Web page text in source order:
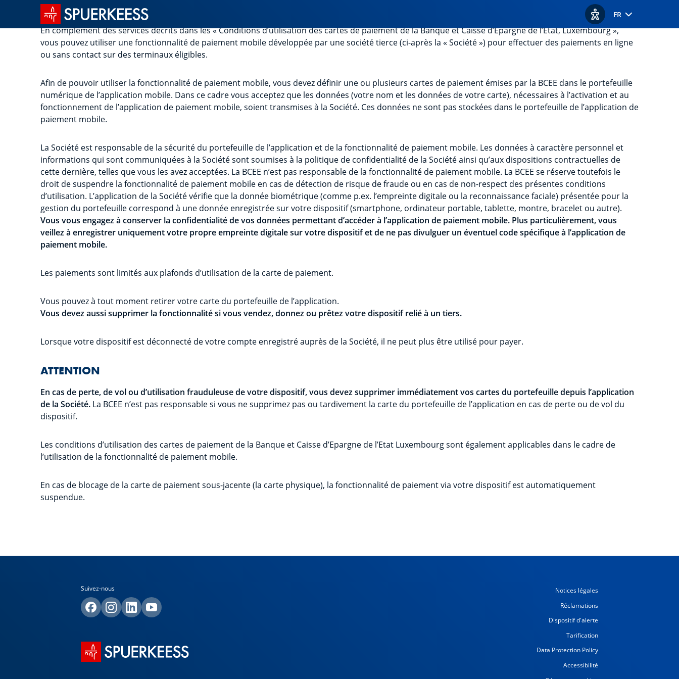
Accueil SPUERKEESS
Afficher les options
FR
En complément des services décrits dans les « Conditions d’utilisation des cartes de paiement de la Banque et Caisse d’Epargne de l’Etat, Luxembourg »,
vous pouvez utiliser une fonctionnalité de paiement mobile développée par une société tierce (ci-après la « Société ») pour effectuer des paiements en ligne
ou sans contact sur des terminaux éligibles.
Afin de pouvoir utiliser la fonctionnalité de paiement mobile, vous devez définir une ou plusieurs cartes de paiement émises par la BCEE dans le portefeuille
numérique de l’application mobile. Dans ce cadre vous acceptez que les données (votre nom et les données de votre carte), nécessaires à l’activation et au
fonctionnement de l’application de paiement mobile, soient transmises à la Société. Ces données ne sont pas stockées dans le portefeuille de l’application de
paiement mobile.
La Société est responsable de la sécurité du portefeuille de l’application et de la fonctionnalité de paiement mobile. Les données à caractère personnel et
informations qui sont communiquées à la Société sont soumises à la politique de confidentialité de la Société ainsi qu’aux dispositions contractuelles de
cette dernière, telles que vous les avez acceptées. La BCEE n’est pas responsable de la fonctionnalité de paiement mobile. La BCEE se réserve toutefois le
droit de suspendre la fonctionnalité de paiement mobile en cas de détection de risque de fraude ou en cas de non-respect des présentes conditions
d’utilisation. L’application de la Société vérifie que la donnée biométrique (comme p.ex. l’empreinte digitale ou la reconnaissance faciale) présentée pour la
gestion du portefeuille correspond à une donnée enregistrée sur votre dispositif (smartphone, ordinateur portable, tablette, montre, bracelet ou autre).
Vous vous engagez à conserver la confidentialité de vos données permettant d’accéder à l’application de paiement mobile. Plus particulièrement, vous
veillez à enregistrer uniquement votre propre empreinte digitale sur votre dispositif et de ne pas divulguer un éventuel code spécifique à l’application de
paiement mobile.
Les paiements sont limités aux plafonds d’utilisation de la carte de paiement.
Vous pouvez à tout moment retirer votre carte du portefeuille de l’application.
Vous devez aussi supprimer la fonctionnalité si vous vendez, donnez ou prêtez votre dispositif relié à un tiers.
Lorsque votre dispositif est déconnecté de votre compte enregistré auprès de la Société, il ne peut plus être utilisé pour payer.
ATTENTION
En cas de perte, de vol ou d’utilisation frauduleuse de votre dispositif, vous devez supprimer immédiatement vos cartes du portefeuille depuis l’application
de la Société. La BCEE n’est pas responsable si vous ne supprimez pas ou tardivement la carte du portefeuille de l’application en cas de perte ou de vol du
dispositif.
Les conditions d’utilisation des cartes de paiement de la Banque et Caisse d’Epargne de l’Etat Luxembourg sont également applicables dans le cadre de
l’utilisation de la fonctionnalité de paiement mobile.
En cas de blocage de la carte de paiement sous-jacente (la carte physique), la fonctionnalité de paiement via votre dispositif est automatiquement
suspendue.
Suivez-nous
Notices légales
Réclamations
Dispositif d'alerte
Tarification
Data Protection Policy
Accessibilité